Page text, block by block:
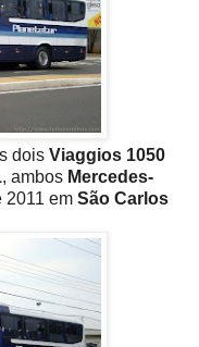
dois Viaggios 1050
, ambos Mercedes-
2011 em São Carlos